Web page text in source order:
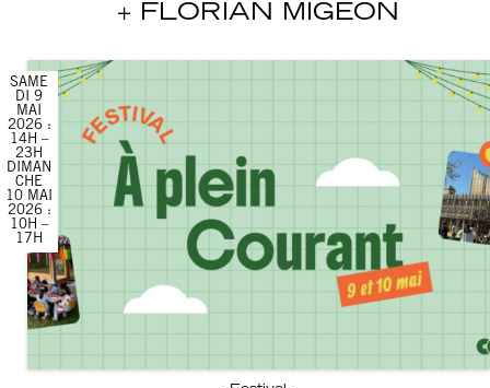
FLORIAN MIGEON
SAME
DI 9
MAI
2026 :
14H –
23H
DIMAN
CHE
10 MAI
2026 :
10H –
17H